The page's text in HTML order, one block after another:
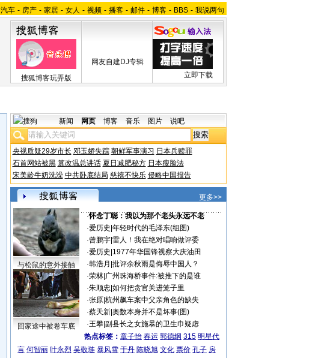
汽车 - 房产 - 家居 - 女人 - 视频 - 播客 - 邮件 - 博客 - BBS - 我说两句
搜狐博客玩弄版
网友自建DJ专辑
立即下载
新闻 网页 博客 音乐 图片 说吧
央视质疑29岁市长 邓玉娇失踪 朝鲜军事演习 日本兵赎罪
石首网站被黑 篡改温总讲话 夏日减肥秘方 日本瘦脸法
宋美龄牛奶洗澡 中共卧底结局 慈禧不快乐 侵略中国报告
更多>>
与松鼠的意外接触
回家途中被卷车底
·怀念丁聪：我以为那个老头永远不老
·爱历史 年轻时代的毛泽东(组图)
·曾鹏宇| 雷人！我在绝对唱响做评委
·爱历史 1977年华国锋视察大庆油田
·韩浩月 批评余秋雨是侮辱中国人？
·荣林| 广州珠海桥事件:被推下的是谁
·朱顺忠 如何把贪官关进笼子里
·张原| 杭州飙车案中父亲角色的缺失
·蔡天新| 奥数本身并不是坏事(图)
·王攀| 副县长之女施暴的卫生巾疑虑
热点标签： 章子怡 春运 郭德纲 315 明星代
言 何智丽 叶永烈 吴敬琏 暴风雪 于丹 陈晓旭 文化 票价 孔子 房